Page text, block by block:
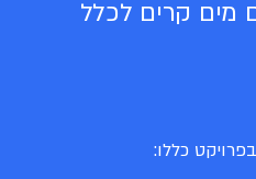
מים קרים לכלל
כללו: